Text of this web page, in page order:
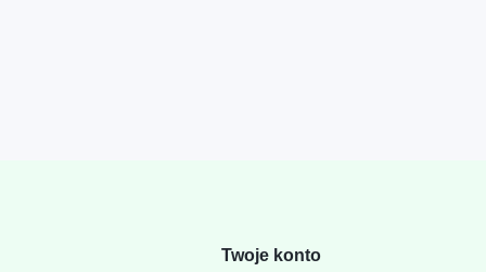
Twoje konto